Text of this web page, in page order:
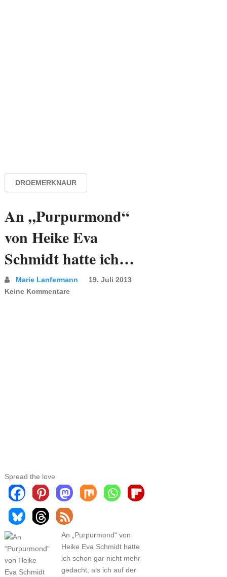
DROEMERKNAUR
An „Purpurmond“
von Heike Eva
Schmidt hatte ich…
Marie Lanfermann
19. Juli 2013
Keine Kommentare
Spread the love
An „Purpurmond“ von
Heike Eva Schmidt hatte
ich schon gar nicht mehr
gedacht, als ich auf der